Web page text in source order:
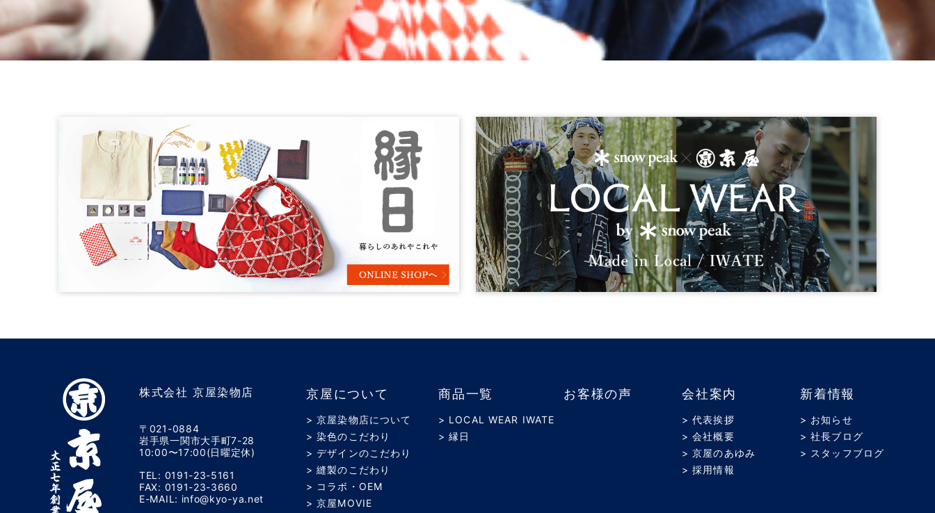
株式会社 京屋染物店
〒021-0884
岩手県一関市大手町7-28
10:00〜17:00(日曜定休)
TEL: 0191-23-5161
FAX: 0191-23-3660
E-MAIL: info@kyo-ya.net
京屋について
> 京屋染物店について
> 染色のこだわり
> デザインのこだわり
> 縫製のこだわり
> コラボ・OEM
> 京屋MOVIE
商品一覧
> LOCAL WEAR IWATE
> 縁日
お客様の声 会社案内
> 代表挨拶
> 会社概要
> 京屋のあゆみ
> 採用情報
新着情報
> お知らせ
> 社長ブログ
> スタッフブログ